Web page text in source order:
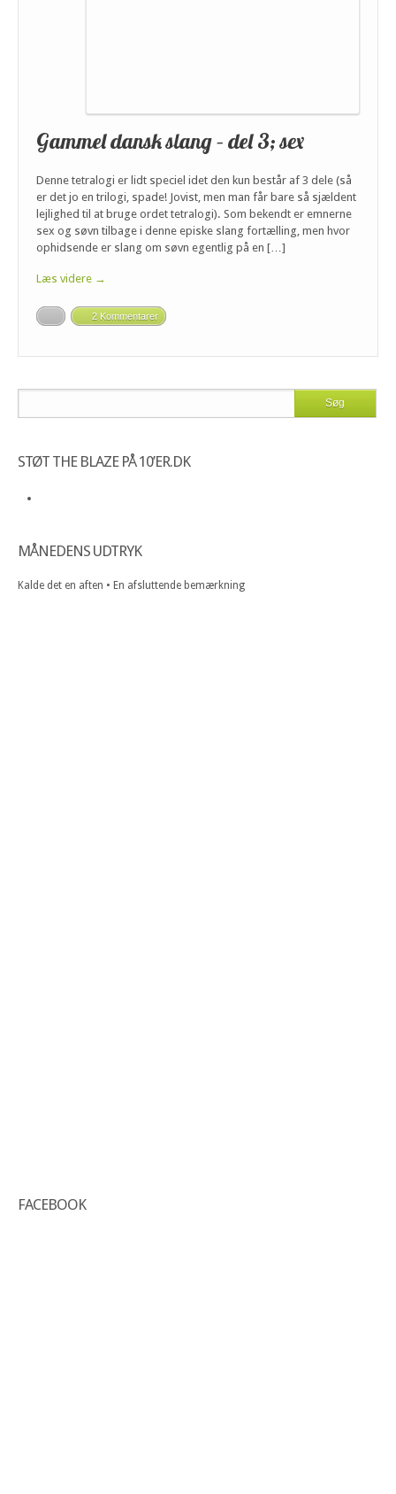
Gammel dansk slang – del 3; sex
Denne tetralogi er lidt speciel idet den kun består af 3 dele (så
er det jo en trilogi, spade! Jovist, men man får bare så sjældent
lejlighed til at bruge ordet tetralogi). Som bekendt er emnerne
sex og søvn tilbage i denne episke slang fortælling, men hvor
ophidsende er slang om søvn egentlig på en […]
Læs videre →
2 Kommentarer
STØT THE BLAZE PÅ 10’ER.DK
MÅNEDENS UDTRYK
Kalde det en aften • En afsluttende bemærkning
FACEBOOK